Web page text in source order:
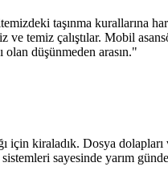
taşınma kurallarına
ve temiz çalıştılar. Mobil
olan düşünmeden arasın."
için kiraladık. Dosya dolapları
sayesinde yarım